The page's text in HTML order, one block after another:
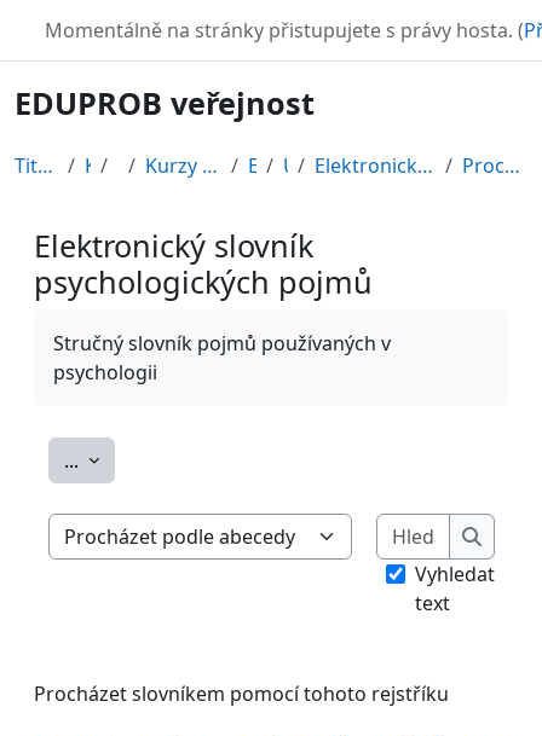
TURBO
Momentálně na stránky přistupujete s právy hosta. (
EDUPROB veřejnost
Titulní stránka Kurzy CDV Kurzy připravené v rámci ESF EDU-V Úvod Elektronický slovník psychologických pojmů Procházet podle abecedy
Elektronický slovník
psychologických pojmů
Stručný slovník pojmů používaných v
psychologii
... Exportovat položky
Procházet slovníkem pomocí tohoto rejstříku
Hledat
Hledat
Vyhledat
text
Procházet slovníkem pomocí tohoto rejstříku